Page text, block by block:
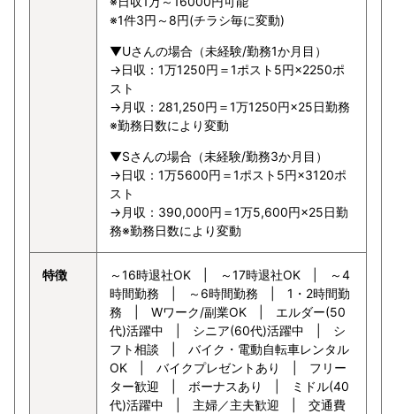
※1件3円～8円(チラシ毎に変動)
▼Uさんの場合（未経験/勤務1か月目）
→日収：1万1250円＝1ポスト5円×2250ポ
スト
→月収：281,250円＝1万1250円×25日勤務
※勤務日数により変動
▼Sさんの場合（未経験/勤務3か月目）
→日収：1万5600円＝1ポスト5円×3120ポ
スト
→月収：390,000円＝1万5,600円×25日勤
務※勤務日数により変動
特徴
～16時退社OK | ～17時退社OK | ～4
時間勤務 | ～6時間勤務 | 1・2時間勤
務 | Wワーク/副業OK | エルダー(50
代)活躍中 | シニア(60代)活躍中 | シ
フト相談 | バイク・電動自転車レンタル
OK | バイクプレゼントあり | フリー
ター歓迎 | ボーナスあり | ミドル(40
代)活躍中 | 主婦／主夫歓迎 | 交通費